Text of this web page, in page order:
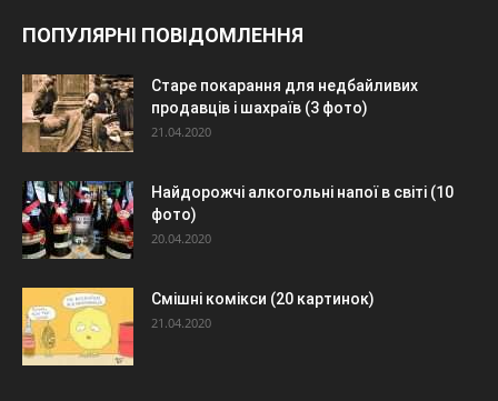
ПОПУЛЯРНІ ПОВІДОМЛЕННЯ
Старе покарання для недбайливих
продавців і шахраїв (3 фото)
21.04.2020
Найдорожчі алкогольні напої в світі (10
фото)
20.04.2020
Смішні комікси (20 картинок)
21.04.2020